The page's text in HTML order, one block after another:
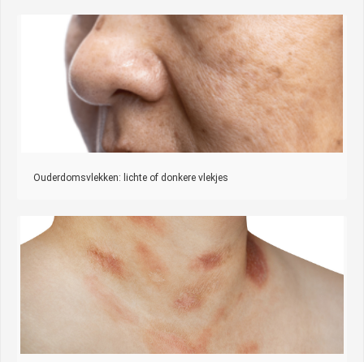
Ouderdomsvlekken: lichte of donkere vlekjes